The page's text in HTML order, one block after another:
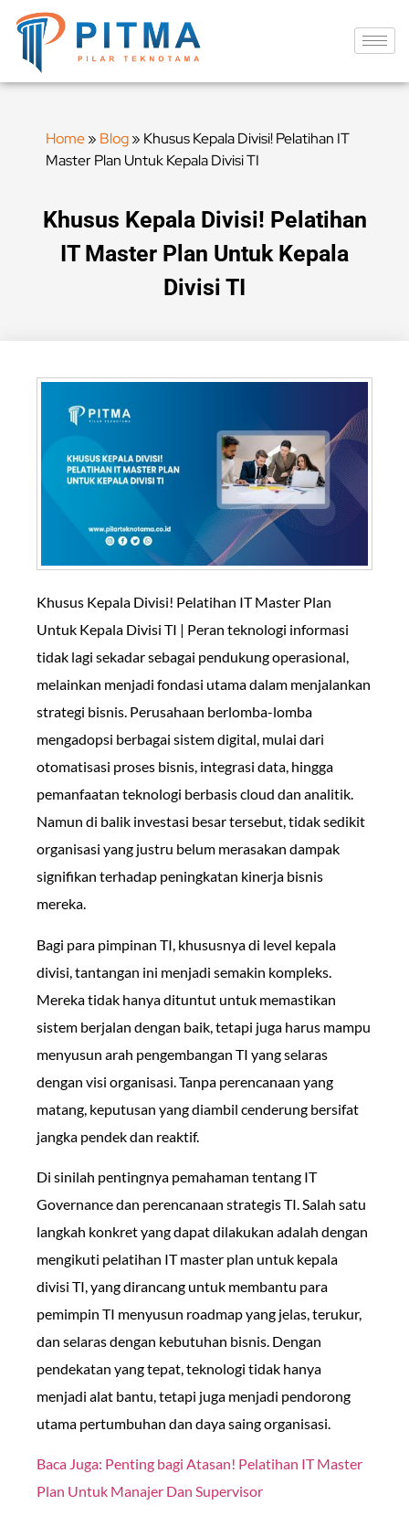
Home» Blog» Khusus Kepala Divisi! Pelatihan IT
Master Plan Untuk Kepala Divisi TI
Khusus Kepala Divisi! Pelatihan
IT Master Plan Untuk Kepala
Divisi TI
Khusus Kepala Divisi! Pelatihan IT Master Plan
Untuk Kepala Divisi TI | Peran teknologi informasi
tidak lagi sekadar sebagai pendukung operasional,
melainkan menjadi fondasi utama dalam menjalankan
strategi bisnis. Perusahaan berlomba-lomba
mengadopsi berbagai sistem digital, mulai dari
otomatisasi proses bisnis, integrasi data, hingga
pemanfaatan teknologi berbasis cloud dan analitik.
Namun di balik investasi besar tersebut, tidak sedikit
organisasi yang justru belum merasakan dampak
signifikan terhadap peningkatan kinerja bisnis
mereka.
Bagi para pimpinan TI, khususnya di level kepala
divisi, tantangan ini menjadi semakin kompleks.
Mereka tidak hanya dituntut untuk memastikan
sistem berjalan dengan baik, tetapi juga harus mampu
menyusun arah pengembangan TI yang selaras
dengan visi organisasi. Tanpa perencanaan yang
matang, keputusan yang diambil cenderung bersifat
jangka pendek dan reaktif.
Di sinilah pentingnya pemahaman tentang IT
Governance dan perencanaan strategis TI. Salah satu
langkah konkret yang dapat dilakukan adalah dengan
mengikuti pelatihan IT master plan untuk kepala
divisi TI, yang dirancang untuk membantu para
pemimpin TI menyusun roadmap yang jelas, terukur,
dan selaras dengan kebutuhan bisnis. Dengan
pendekatan yang tepat, teknologi tidak hanya
menjadi alat bantu, tetapi juga menjadi pendorong
utama pertumbuhan dan daya saing organisasi.
Baca Juga: Penting bagi Atasan! Pelatihan IT Master
Plan Untuk Manajer Dan Supervisor